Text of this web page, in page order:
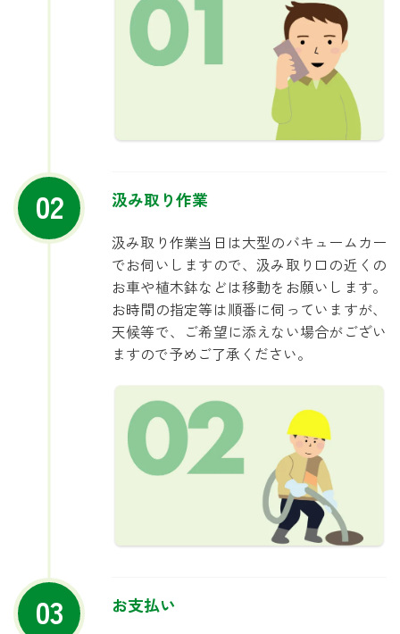
02 汲み取り作業
汲み取り作業当日は大型のバキュームカー
でお伺いしますので、汲み取り口の近くの
お車や植木鉢などは移動をお願いします。
お時間の指定等は順番に伺っていますが、
天候等で、ご希望に添えない場合がござい
ますので予めご了承ください。
03 お支払い